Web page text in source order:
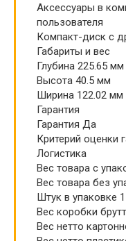
Аксессуары в
пользователя
Компакт-диск с
Габариты и вес
Глубина 225.65 мм
Высота 40.5 мм
Ширина 122.02 мм
Гарантия
Гарантия Да
Критерий оценки
Логистика
Вес товара с
Вес товара без
Штук в упаковке 1
Вес коробки
Вес нетто